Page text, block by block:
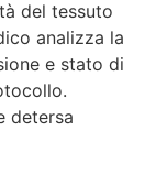
del tessuto
analizza la
e stato di
detersa